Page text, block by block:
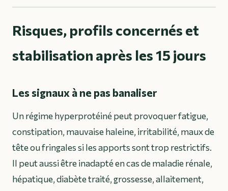
Risques, profils concernés et
stabilisation après les 15 jours
Les signaux à ne pas banaliser
Un régime hyperprotéiné peut provoquer fatigue,
constipation, mauvaise haleine, irritabilité, maux de
tête ou fringales si les apports sont trop restrictifs.
Il peut aussi être inadapté en cas de maladie rénale,
hépatique, diabète traité, grossesse, allaitement,